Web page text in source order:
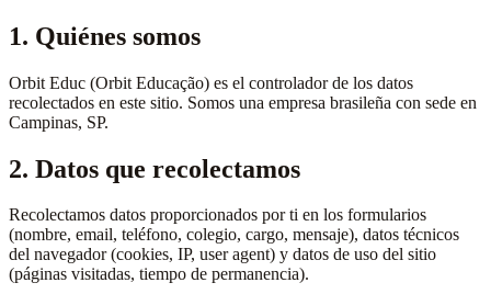
1. Quiénes somos
Orbit Educ (Orbit Educação) es el controlador de los datos
recolectados en este sitio. Somos una empresa brasileña con sede en
Campinas, SP.
2. Datos que recolectamos
Recolectamos datos proporcionados por ti en los formularios
(nombre, email, teléfono, colegio, cargo, mensaje), datos técnicos
del navegador (cookies, IP, user agent) y datos de uso del sitio
(páginas visitadas, tiempo de permanencia).